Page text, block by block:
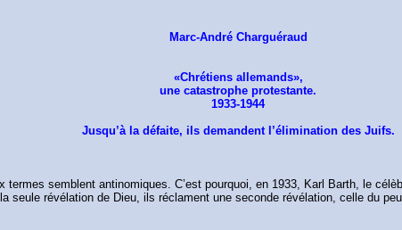
Marc-André Charguéraud
«Chrétiens allemands»,
une catastrophe protestante.
1933-1944
Jusqu’à la défaite, ils demandent l’élimination des Juifs.
semblent antinomiques. C’est pourquoi, en 1933, Karl Barth, le
seule révélation de Dieu, ils réclament une seconde révélation, celle du